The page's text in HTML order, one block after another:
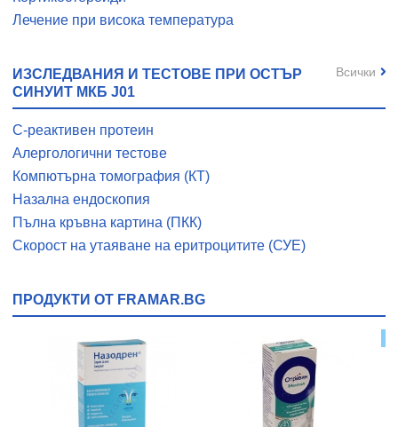
Лечение при висока температура
ИЗСЛЕДВАНИЯ И ТЕСТОВЕ ПРИ ОСТЪР
СИНУИТ МКБ J01
C-реактивен протеин
Алергологични тестове
Компютърна томография (КТ)
Назална ендоскопия
Пълна кръвна картина (ПКК)
Скорост на утаяване на еритроцитите (СУЕ)
Всички
ПРОДУКТИ ОТ FRAMAR.BG